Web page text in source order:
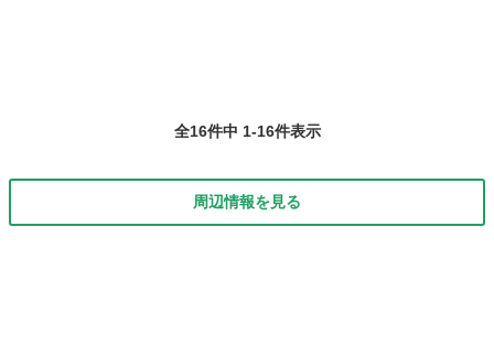
全16件中 1-16件表示
周辺情報を見る